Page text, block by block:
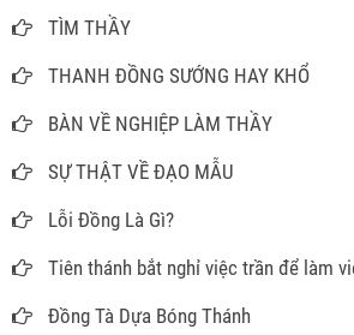
TÌM THẦY
THANH ĐỒNG SƯỚNG HAY KHỔ
BÀN VỀ NGHIỆP LÀM THẦY
SỰ THẬT VỀ ĐẠO MẪU
Lỗi Đồng Là Gì?
Tiên thánh bắt nghỉ việc trần để làm
Đồng Tà Dựa Bóng Thánh